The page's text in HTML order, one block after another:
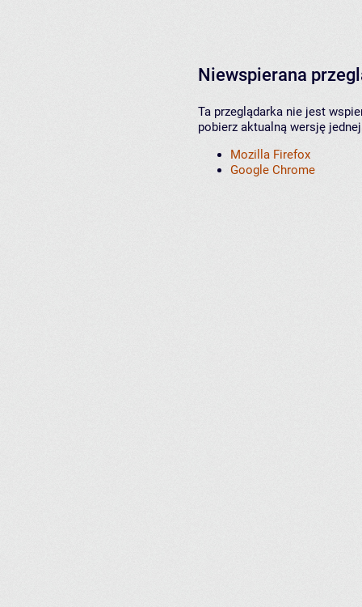
Niewspierana
Ta przeglądarka nie jest
pobierz aktualną wersję
Mozilla Firefox
Google Chrome